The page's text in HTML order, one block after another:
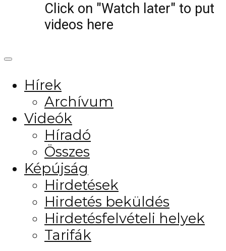
Click on "Watch later" to put
videos here
Hírek
Archívum
Videók
Híradó
Összes
Képújság
Hirdetések
Hirdetés beküldés
Hirdetésfelvételi helyek
Tarifák